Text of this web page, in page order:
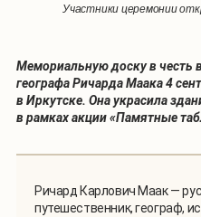
Участники церемонии
Мемориальную доску в честь
географа Ричарда Маака 4
в Иркутске. Она украсила
в рамках акции «Памятные
Ричард Карлович Маак —
путешественник, географ,